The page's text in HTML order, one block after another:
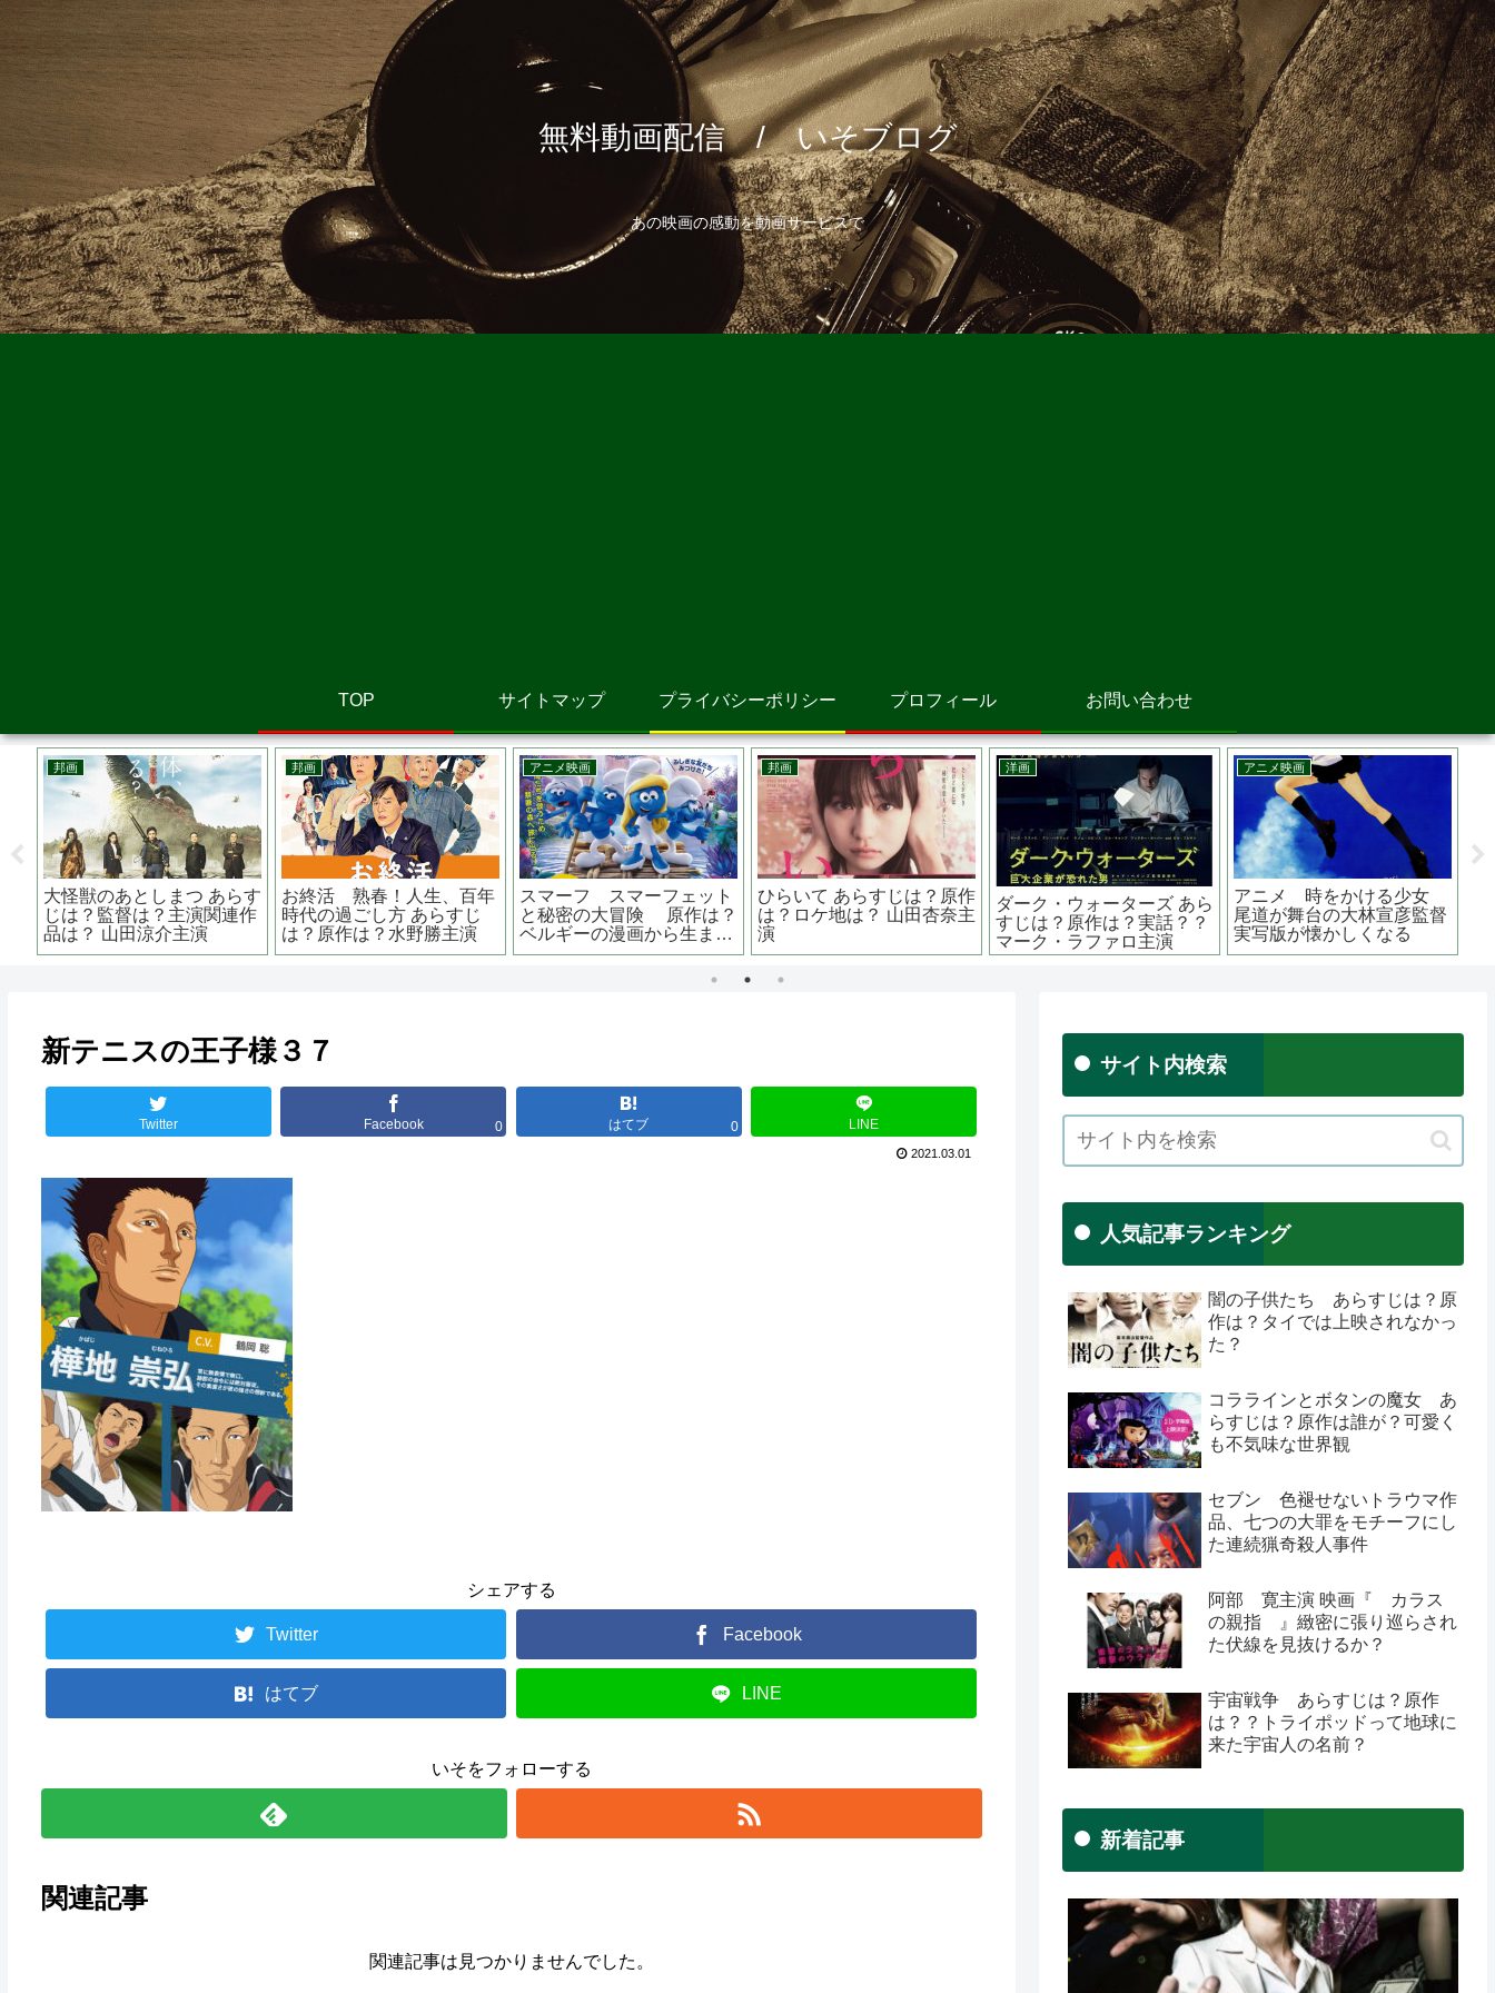
無料動画配信 / いそブログ
あの映画の感動を動画サービスで
TOP サイトマップ プライバシーポリシー プロフィール お問い合わせ
かける少女
大林宣彦監督
しくなる
洋画
クライモリ あらすじは？監
督は？シリーズもの？ シャ
ルロッテ・ベガ主演
韓国映画
雨とあなたの物語 あらすじ
は？監督は？ 韓国恋愛映画
代表作は？ カン・ハヌル主
演
邦画
砕け散るところを見せてあ
げる あらすじは？原作は？
真っ赤な嵐って？？
邦画
空白 あらすじは？原作者
は？ロケ地は？ 古田新太、
護られなかった者たちへ あ
らすじは？原作は？ロケ地
は？ 中山七里のミステリー
洋画
ビバリウム あらす
作は？トラウマ必
の子育てスリラー
新テニスの王子様３７
Twitter Facebook 0 はてブ 0 LINE
2021.03.01
シェアする
Twitter Facebook
はてブ LINE
いそをフォローする
関連記事
関連記事は見つかりませんでした。
サイト内検索
人気記事ランキング
闇の子供たち あらすじは？原
作は？タイでは上映されなかっ
た？
コララインとボタンの魔女 あ
らすじは？原作は誰が？可愛く
も不気味な世界観
セブン 色褪せないトラウマ作
品、七つの大罪をモチーフにし
た連続猟奇殺人事件
阿部 寛主演 映画『 カラス
の親指 』緻密に張り巡らされ
た伏線を見抜けるか？
宇宙戦争 あらすじは？原作
は？？トライポッドって地球に
来た宇宙人の名前？
新着記事